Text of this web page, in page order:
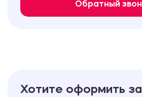
Обратный
Хотите оформить